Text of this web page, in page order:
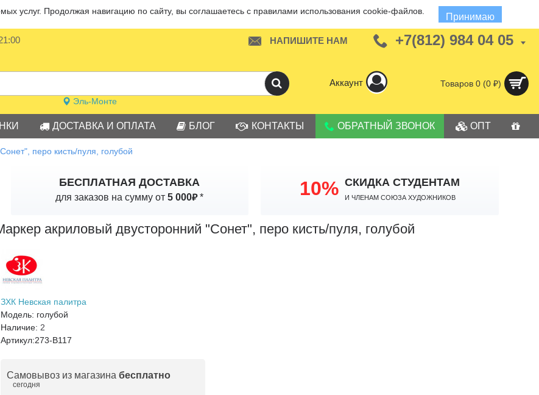
услуг. Продолжая навигацию по сайту, вы соглашаетесь с правилами использования cookie-файлов.
Принимаю
НАПИШИТЕ НАМ +7(812) 984 04 05
Эль-Монте
Аккаунт Товаров 0 (0 ₽)
ДОСТАВКА И ОПЛАТА БЛОГ КОНТАКТЫ ОБРАТНЫЙ ЗВОНОК ОПТ
перо кисть/пуля, голубой
БЕСПЛАТНАЯ ДОСТАВКА
для заказов на сумму от5 000₽* 10% СКИДКА СТУДЕНТАМ
И членам Союза Художников
акриловый двусторонний "Сонет", перо кисть/пуля, голубой
ЗХК Невская палитра
Модель: голубой
Наличие: 2
Артикул:273-B117
Самовывоз из магазина бесплатно
сегодня